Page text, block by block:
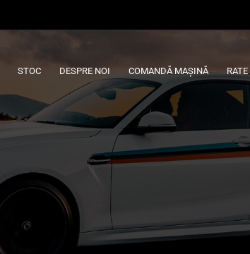
STOC DESPRE NOI COMANDĂ MAȘINĂ